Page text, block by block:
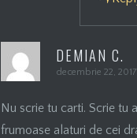
DEMIAN C.
decembrie 22,
Nu scrie tu carti. Scrie tu
frumoase alaturi de cei